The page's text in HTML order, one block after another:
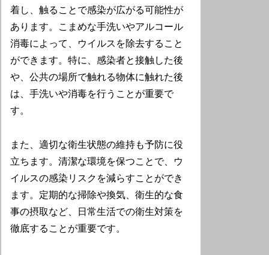
着し、触ることで感染が広がる可能性が
あります。こまめな手洗いやアルコール
消毒によって、ウイルスを除去すること
ができます。特に、感染者と接触した後
や、公共の場所で触れる物体に触れた後
は、手洗いや消毒を行うことが重要で
す。
また、適切な衛生状態の維持も予防に役
立ちます。清潔な環境を保つことで、ウ
イルスの感染リスクを減らすことができ
ます。定期的な掃除や換気、衛生的な食
事の摂取など、日常生活での衛生対策を
徹底することが重要です。